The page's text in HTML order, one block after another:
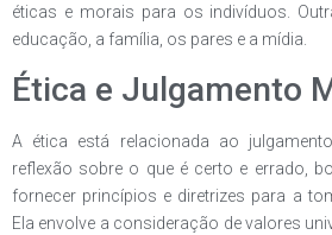
éticas e morais para os indivíduos.
educação, a família, os pares e a mídia.
Ética e Julgamento
A ética está relacionada ao
reflexão sobre o que é certo e errado,
fornecer princípios e diretrizes para a
Ela envolve a consideração de valores